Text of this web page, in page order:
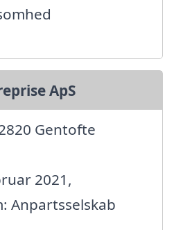
ApS
Gentofte
2021,
Anpartsselskab